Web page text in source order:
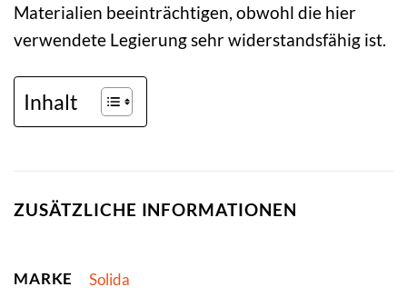
Materialien beeinträchtigen, obwohl die hier
verwendete Legierung sehr widerstandsfähig ist.
Inhalt
ZUSÄTZLICHE INFORMATIONEN
MARKE Solida